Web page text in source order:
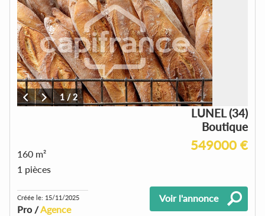
1/2
LUNEL (34)
Boutique
549000 €
160 m²
1 pièces
Créée le: 15/11/2025
Pro /Agence
Voir l'annonce